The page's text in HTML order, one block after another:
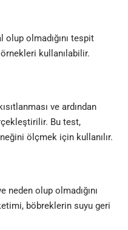
olmadığını tespit
kullanılabilir.
ve ardından
Bu test,
ölçmek için kullanılır.
neden olup olmadığını
böbreklerin suyu geri